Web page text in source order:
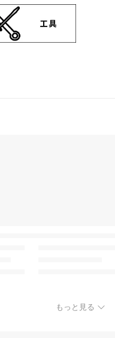
もっと見る